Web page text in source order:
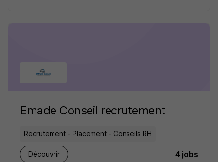
Emade Conseil recrutement
Recrutement - Placement - Conseils RH
Découvrir 4 jobs